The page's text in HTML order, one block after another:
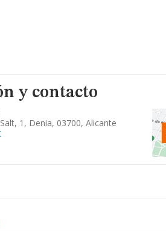
y contacto
1, Denia, 03700, Alicante